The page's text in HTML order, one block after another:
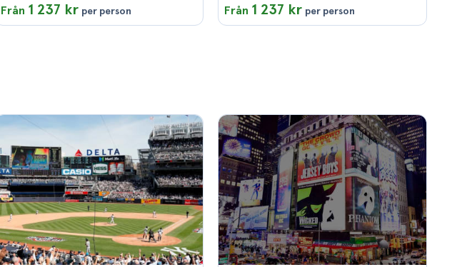
Från 1 237 kr per person
Från 1 237 kr per person